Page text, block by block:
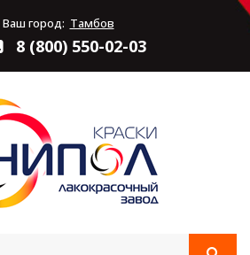
Ваш город: Тамбов
8 (800) 550-02-03